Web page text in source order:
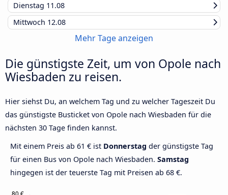
Dienstag 11.08
Mittwoch 12.08
Mehr Tage anzeigen
Die günstigste Zeit, um von Opole nach
Wiesbaden zu reisen.
Hier siehst Du, an welchem Tag und zu welcher Tageszeit Du
das günstigste Busticket von Opole nach Wiesbaden für die
nächsten 30 Tage finden kannst.
Mit einem Preis ab 61 € ist Donnerstag der günstigste Tag
für einen Bus von Opole nach Wiesbaden. Samstag
hingegen ist der teuerste Tag mit Preisen ab 68 €.